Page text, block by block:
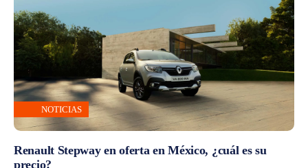
NOTICIAS
Renault Stepway en oferta en México, ¿cuál es su
precio?